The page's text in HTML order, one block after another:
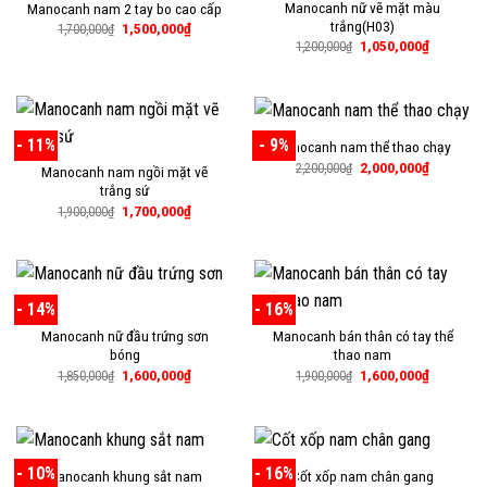
Manocanh nam 2 tay bo cao cấp
1,700,000₫ Giá
gốc
1,500,000₫Giá
hiện
Manocanh nữ vẽ mặt màu
trắng(H03)
1,200,000₫ Giá
gốc
1,050,000₫Giá
hiện
- 11%
Manocanh nam ngồi mặt vẽ
trắng sứ
1,900,000₫ Giá
gốc
1,700,000₫Giá
hiện
1,700,000₫.
- 9%Manocanh nam thể thao chạy
2,200,000₫ Giá
gốc
2,000,000₫Giá
hiện
- 14%
Manocanh nữ đầu trứng sơn
bóng
1,850,000₫ Giá
gốc
1,600,000₫Giá
hiện
1,600,000₫.
- 16%
Manocanh bán thân có tay thể
thao nam
1,900,000₫ Giá
gốc
1,600,000₫Giá
hiện
- 10%Manocanh khung sắt nam - 16%Cốt xốp nam chân gang